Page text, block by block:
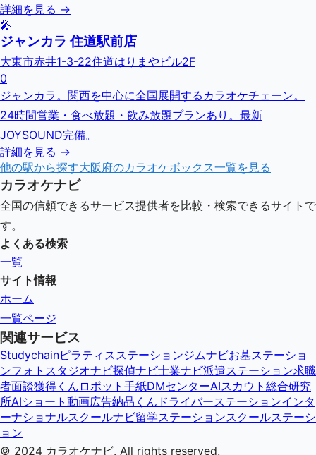
詳細を見る →
🎤
ジャンカラ 住道駅前店
大東市赤井1-3-22住道はりまやビル2F
0
ジャンカラ。関西を中心に全国展開するカラオケチェーン。
24時間営業・食べ放題・飲み放題プランあり。最新
JOYSOUND完備。
詳細を見る →
他の駅から探す大阪府のカラオケボックス一覧を見る
カラオケナビ
全国の信頼できるサービス提供者を比較・検索できるサイトで
す。
よくある検索
一覧
サイト情報
ホーム
一覧ページ
関連サービス
Studychainピラティスステーションジムナビお墓ステーショ
ンフォトスタジオナビ探偵ナビ士業ナビ派遣ステーション求職
者面談獲得くん ロボット手紙DMセンターAIスカウト総合研究
所AIショート動画広告納品くん ドライバーステーションインタ
ーナショナルスクールナビ留学ステーションスクールステーシ
ョン
© 2024 カラオケナビ. All rights reserved.